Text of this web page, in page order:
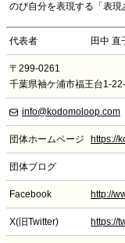
のび自分を表現する「表現
代表者 田中 直
〒299-0261
千葉県袖ケ浦市福王台1-
info@kodomoloop.com
団体ホームページ https://
団体ブログ
Facebook http://
X(旧Twitter) https://